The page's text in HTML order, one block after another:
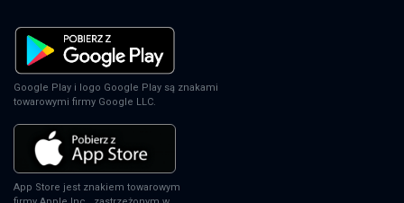
Google Play i logo Google Play są znakami
towarowymi firmy Google LLC.
App Store jest znakiem towarowym